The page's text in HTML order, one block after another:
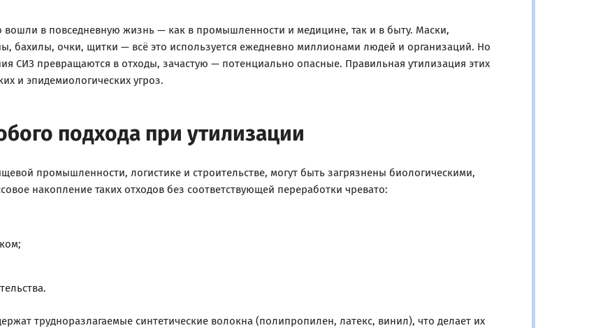
в повседневную жизнь — как в промышленности и медицине, так и в быту. Маски,
бахилы, очки, щитки — всё это используется ежедневно миллионами людей и организаций. Но
СИЗ превращаются в отходы, зачастую — потенциально опасные. Правильная утилизация этих
и эпидемиологических угроз.
подхода при утилизации
промышленности, логистике и строительстве, могут быть загрязнены биологическими,
накопление таких отходов без соответствующей переработки чревато:
трудноразлагаемые синтетические волокна (полипропилен, латекс, винил), что делает их